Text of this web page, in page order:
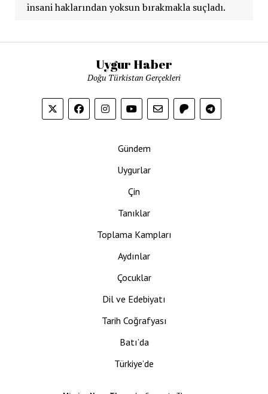
insani haklarından yoksun bırakmakla suçladı.
Uygur Haber
Doğu Türkistan Gerçekleri
Gündem
Uygurlar
Çin
Tanıklar
Toplama Kampları
Aydınlar
Çocuklar
Dil ve Edebiyatı
Tarih Coğrafyası
Batı’da
Türkiye’de